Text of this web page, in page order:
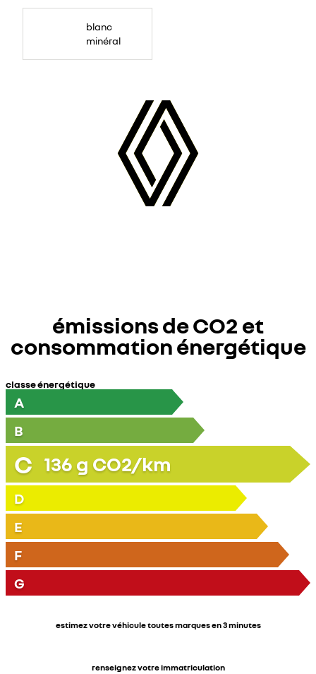
blanc
minéral
émissions de CO2 et
consommation énergétique
classe énergétique
A
B
C 136 g CO2/km
D
E
F
G
estimez votre véhicule toutes marques en 3 minutes
renseignez votre immatriculation